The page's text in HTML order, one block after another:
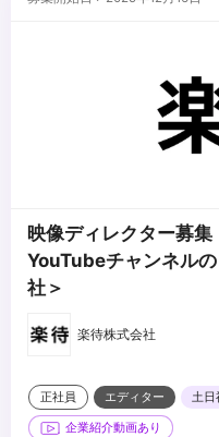
・クリエイティブの美しさ
メント）を両立できる方
・撮影現場でのトラブルに
・マーケティング、PR、採
ンプット、活用できる方
映像ディレクター募
YouTubeチャンネル
社＞
楽待株式会社
正社員 エディター 土日
企業紹介動画あり